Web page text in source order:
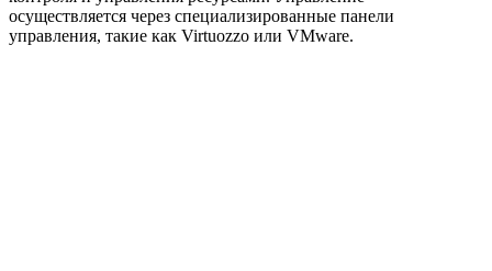
осуществляется через специализированные панели
управления, такие как Virtuozzo или VMware.